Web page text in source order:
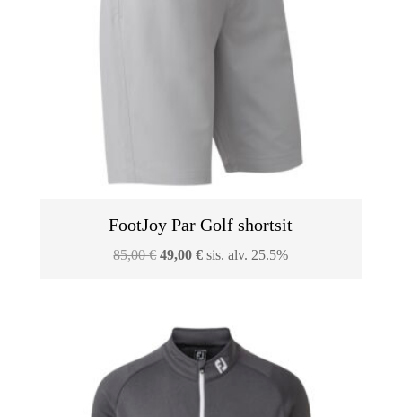
FootJoy Par Golf shortsit
85,00€ Alkuperäinen
85,00 €.
49,00€Nykyinen
49,00 €.
sis. alv. 25.5%